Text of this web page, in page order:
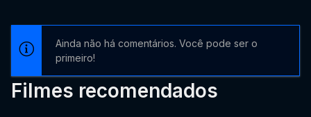
Ainda não há comentários. Você pode ser o
primeiro!
Filmes recomendados